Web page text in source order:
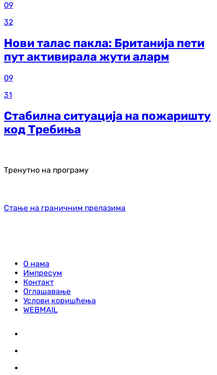
09
32
Нови талас пакла: Британија пети
пут активирала жути аларм
09
31
Стабилна ситуација на пожаришту
код Требиња
Тренутно на програму
Стање на граничним прелазима
О нама
Импресум
Контакт
Оглашавање
Услови коришћења
WEBMAIL